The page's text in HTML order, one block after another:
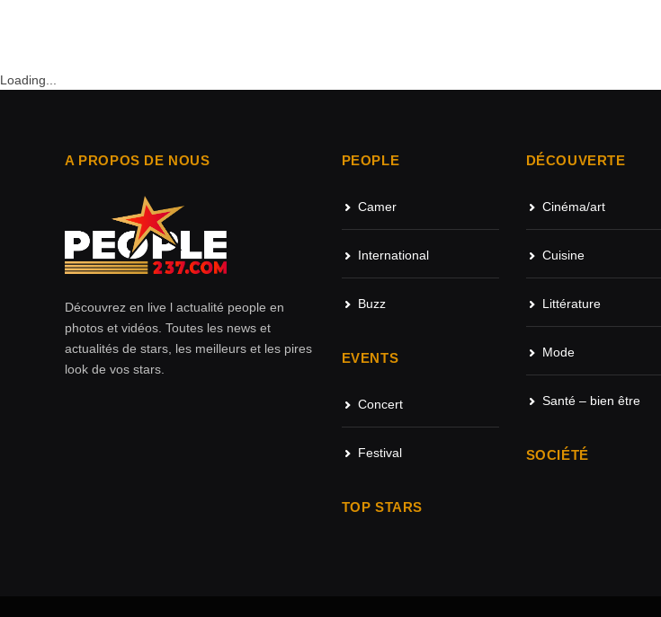
Loading...
A PROPOS DE NOUS
Découvrez en live l actualité people en
photos et vidéos. Toutes les news et
actualités de stars, les meilleurs et les pires
look de vos stars.
PEOPLE
Camer
International
Buzz
EVENTS
Concert
Festival
TOP STARS
DÉCOUVERTE
Cinéma/art
Cuisine
Littérature
Mode
Santé – bien être
SOCIÉTÉ